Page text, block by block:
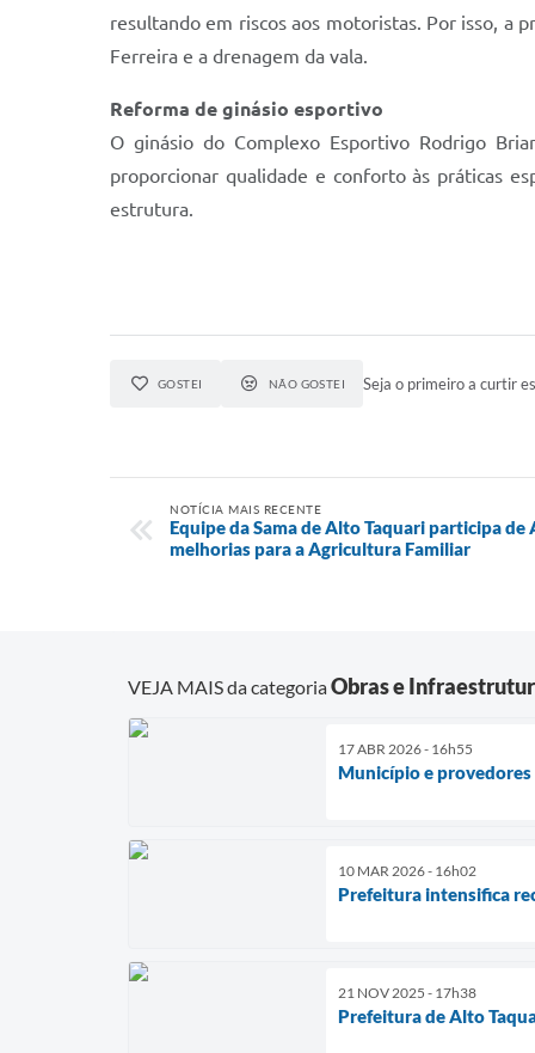
resultando em riscos aos motoristas. Por isso, a
Ferreira e a drenagem da vala.
Reforma de ginásio esportivo
O ginásio do Complexo Esportivo Rodrigo
proporcionar qualidade e conforto às práticas
estrutura.
GOSTEI NÃO GOSTEI Seja o primeiro a curtir
NOTÍCIA MAIS RECENTE
Equipe da Sama de Alto Taquari participa
melhorias para a Agricultura Familiar
VEJA MAIS da categoriaObras e
17 ABR 2026 - 16h55
Município e
10 MAR 2026 - 16h02
Prefeitura intensifica
21 NOV 2025 - 17h38
Prefeitura de Alto